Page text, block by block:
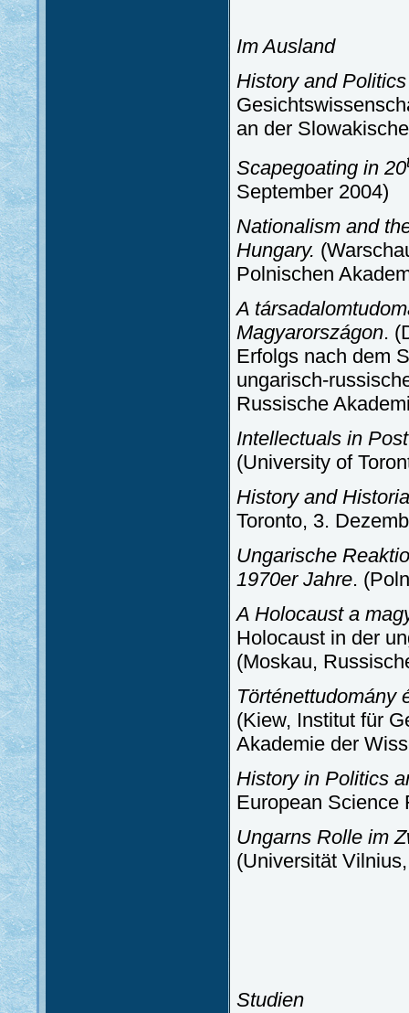
Im Ausland
History and
an der
Scapegoating in 20
September 2004)
Nationalism and
Hungary.
Polnischen
A
Magyarországon.
Erfolgs nach dem
ungarisch-
Russische
Intellectuals in
(University of
History and
Toronto, 3.
Ungarische
1970er Jahre.
A Holocaust a
Holocaust in der
(Moskau,
Történettudomány
(Kiew, Institut für
Akademie der
History in Politics
European Science
Ungarns Rolle im
(Universität
Studien